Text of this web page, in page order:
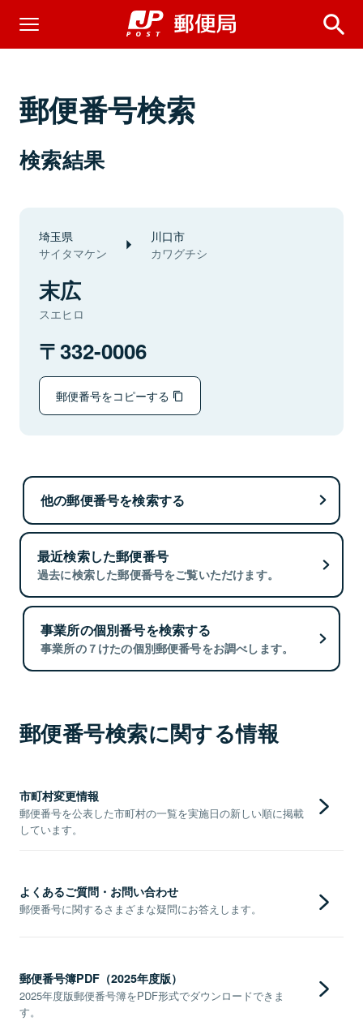
郵便番号検索
検索結果
埼玉県
サイタマケン
川口市
カワグチシ
末広
スエヒロ
332-0006
郵便番号をコピーする
他の郵便番号を検索する
最近検索した郵便番号
過去に検索した郵便番号をご覧いただけます。
事業所の個別番号を検索する
事業所の７けたの個別郵便番号をお調べします。
郵便番号検索に関する情報
市町村変更情報
郵便番号を公表した市町村の一覧を実施日の新しい順に掲載
しています。
よくあるご質問・お問い合わせ
郵便番号に関するさまざまな疑問にお答えします。
郵便番号簿PDF（2025年度版）
2025年度版郵便番号簿をPDF形式でダウンロードできま
す。